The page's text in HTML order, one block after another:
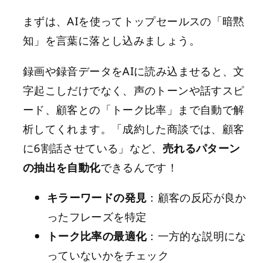
まずは、AIを使ってトップセールスの「暗黙
知」を言葉に落とし込みましょう。
録画や録音データをAIに読み込ませると、文
字起こしだけでなく、声のトーンや話すスピ
ード、顧客との「トーク比率」まで自動で解
析してくれます。「成約した商談では、顧客
に6割話させている」など、 売れるパターン
の抽出を自動化できるんです！
キラーワードの発見 ：顧客の反応が良か
ったフレーズを特定
トーク比率の最適化：一方的な説明にな
っていないかをチェック